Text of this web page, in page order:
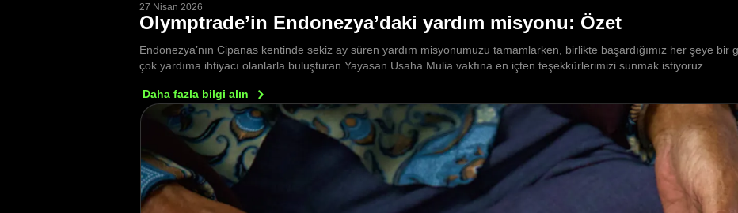
27 Nisan 2026
Olymptrade’in Endonezya’daki yardım misyonu: Özet
Endonezya’nın Cipanas kentinde sekiz ay süren yardım misyonumuzu tamamlarken, birlikte başardığımız her şeye
çok yardıma ihtiyacı olanlarla buluşturan Yayasan Usaha Mulia vakfına en içten teşekkürlerimizi sunmak istiyoruz.
Daha fazla bilgi alın